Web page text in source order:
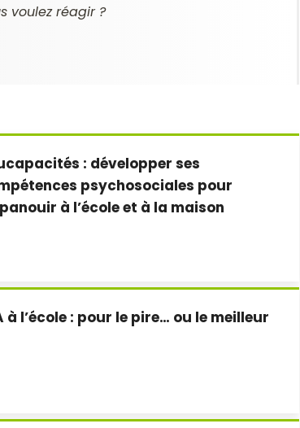
voulez réagir ?
: développer ses
psychosociales pour
à l’école et à la maison
à l’école : pour le pire… ou le meilleur